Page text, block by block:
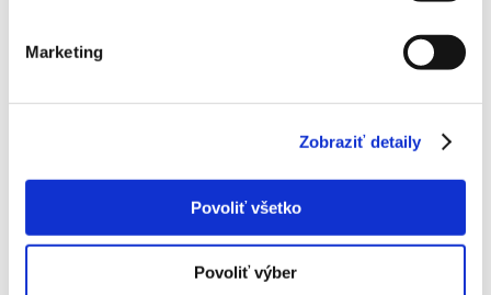
Marketing
Zobraziť detaily
Povoliť všetko
Povoliť výber
Skleníky M
Doplnky Variant
Klasické skleníky